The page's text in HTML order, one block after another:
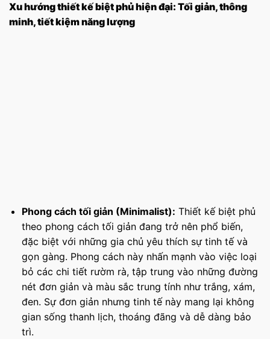
Xu hướng thiết kế biệt phủ hiện đại: Tối giản, thông
minh, tiết kiệm năng lượng
Phong cách tối giản (Minimalist): Thiết kế biệt phủ
theo phong cách tối giản đang trở nên phổ biến,
đặc biệt với những gia chủ yêu thích sự tinh tế và
gọn gàng. Phong cách này nhấn mạnh vào việc loại
bỏ các chi tiết rườm rà, tập trung vào những đường
nét đơn giản và màu sắc trung tính như trắng, xám,
đen. Sự đơn giản nhưng tinh tế này mang lại không
gian sống thanh lịch, thoáng đãng và dễ dàng bảo
trì.